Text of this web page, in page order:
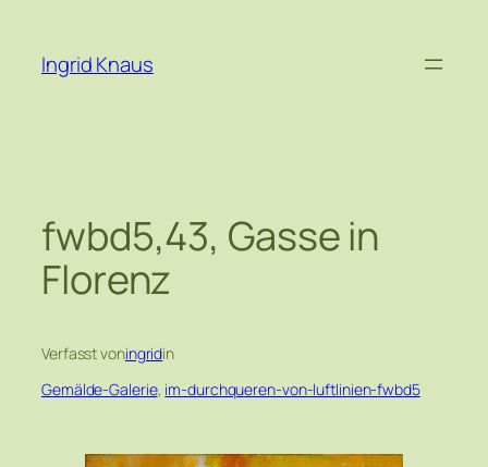
springen
Ingrid Knaus
fwbd5,43, Gasse in
Florenz
Verfasst voningridin
Gemälde-Galerie, im-durchqueren-von-luftlinien-fwbd5